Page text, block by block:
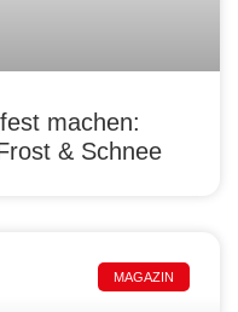
machen:
& Schnee
MAGAZIN